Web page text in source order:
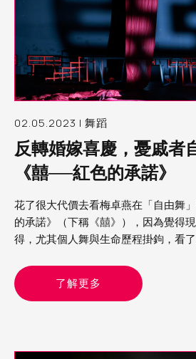
02.05.2023 | 舞蹈
反轉婚嫁喜慶，憂戚者
《囍──紅色的承諾》
花了很大代價去看梅卓燕在「自由舞
的承諾》（下稱《囍》），因為覺得
得，尤其個人舞與生命歷程掛鉤，看
的難
了解更多